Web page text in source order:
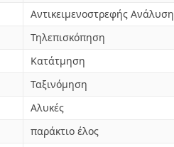
Αντικειμενοστρεφής Ανάλυση
Τηλεπισκόπηση
Κατάτμηση
Ταξινόμηση
Αλυκές
παράκτιο έλος